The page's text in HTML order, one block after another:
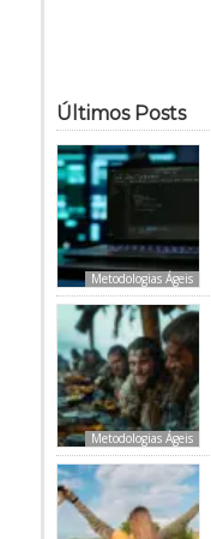
Últimos Posts
Metodologias Ágeis
Metodologias Ágeis